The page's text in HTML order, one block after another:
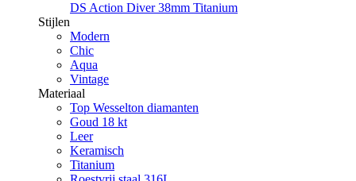
DS Action Diver 38mm Titanium
Stijlen
Modern
Chic
Aqua
Vintage
Materiaal
Top Wesselton diamanten
Goud 18 kt
Leer
Keramisch
Titanium